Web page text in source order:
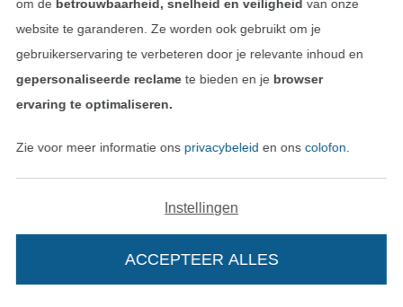
Deutsch
Nederlands
Wissel naar de
om de betrouwbaarheid, snelheid en veiligheid van onze
website te garanderen. Ze worden ook gebruikt om je
gebruikerservaring te verbeteren door je relevante inhoud en
gepersonaliseerde reclamete bieden en je browser
ervaring te optimaliseren.
Zie voor meer informatie ons privacybeleid en ons colofon
Instellingen
ACCEPTEER ALLES